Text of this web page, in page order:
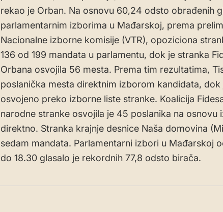
rekao je Orban. Na osnovu 60,24 odsto obrađenih
parlamentarnim izborima u Mađarskoj, prema
Nacionalne izborne komisije (VTR), opoziciona
136 od 199 mandata u parlamentu, dok je stranka
Orbana osvojila 56 mesta. Prema tim rezultatima,
poslanička mesta direktnim izborom kandidata, dok
osvojeno preko izborne liste stranke. Koalicija
narodne stranke osvojila je 45 poslanika na osnovu
direktno. Stranka krajnje desnice Naša domovina
sedam mandata. Parlamentarni izbori u Mađarskoj
do 18.30 glasalo je rekordnih 77,8 odsto birača.